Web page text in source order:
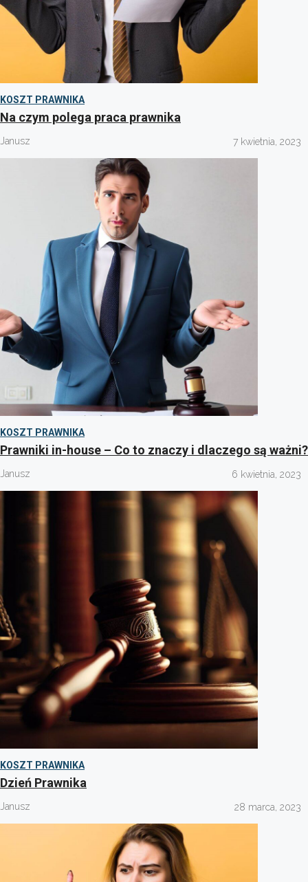
KOSZT PRAWNIKA
Na czym polega praca prawnika
Janusz 7 kwietnia, 2023
KOSZT PRAWNIKA
Prawniki in-house – Co to znaczy i dlaczego są ważni?
Janusz 6 kwietnia, 2023
KOSZT PRAWNIKA
Dzień Prawnika
Janusz 28 marca, 2023